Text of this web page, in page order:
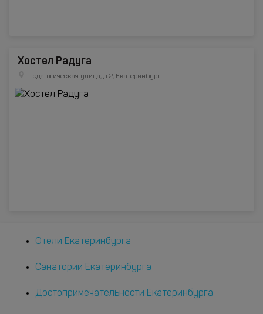
Хостел Радуга
Педагогическая улица, д.2, Екатеринбург
Отели Екатеринбурга
Санатории Екатеринбурга
Достопримечательности Екатеринбурга